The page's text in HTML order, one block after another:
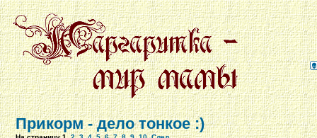
Прикорм - дело тонкое :)